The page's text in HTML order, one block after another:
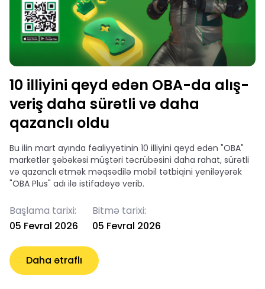
10 illiyini qeyd edən OBA-da alış-
veriş daha sürətli və daha
qazanclı oldu
Bu ilin mart ayında fəaliyyətinin 10 illiyini qeyd edən "OBA"
marketlər şəbəkəsi müştəri təcrübəsini daha rahat, sürətli
və qazanclı etmək məqsədilə mobil tətbiqini yeniləyərək
"OBA Plus" adı ilə istifadəyə verib.
Başlama tarixi:
05 Fevral 2026
Bitmə tarixi:
05 Fevral 2026
Daha ətraflı